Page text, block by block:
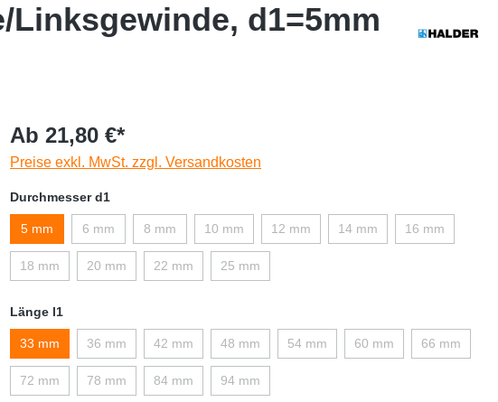
Linksgewinde, d1=5mm
Ab 21,80 €*
Preise exkl. MwSt. zzgl. Versandkosten
Durchmesser d1
5 mm 6 mm 8 mm 10 mm 12 mm 14 mm 16 mm
18 mm 20 mm 22 mm 25 mm
Länge l1
33 mm 36 mm 42 mm 48 mm 54 mm 60 mm 66 mm
72 mm 78 mm 84 mm 94 mm